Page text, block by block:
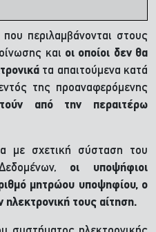
που περιλαμβάνονται στους
και οι οποίοι δεν θα
τα απαιτούμενα κατά
της προαναφερόμενης
από την περαιτέρω
με σχετική σύσταση του
οι υποψήφιοι
μητρώου υποψηφίου, ο
ηλεκτρονική τους αίτηση.